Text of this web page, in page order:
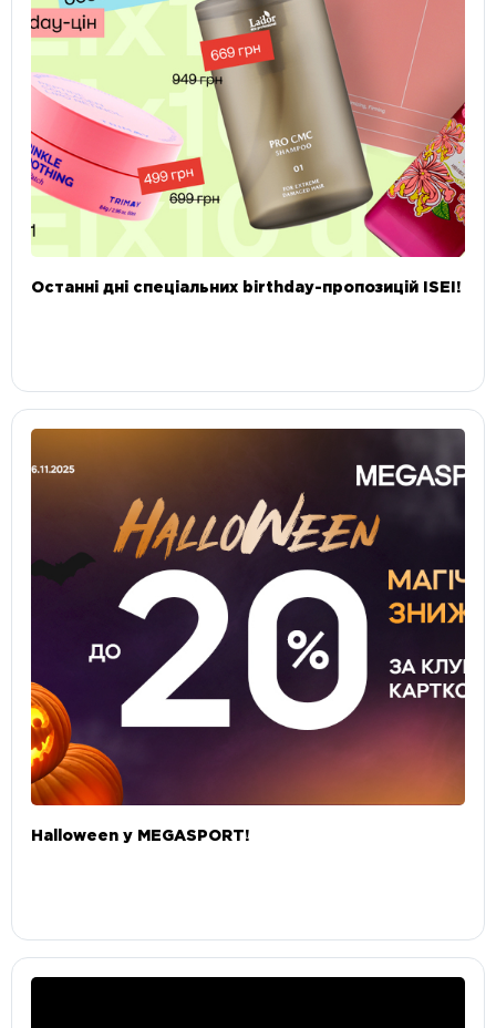
Останні дні спеціальних birthday-пропозицій ISEI!
Halloween у MEGASPORT!